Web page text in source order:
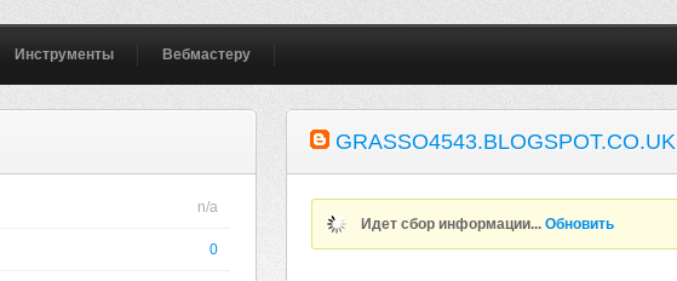
Инструменты Вебмастеру
n/a
0
GRASSO4543.BLOGSPOT.CO.UK
Идет сбор информации...Обновить